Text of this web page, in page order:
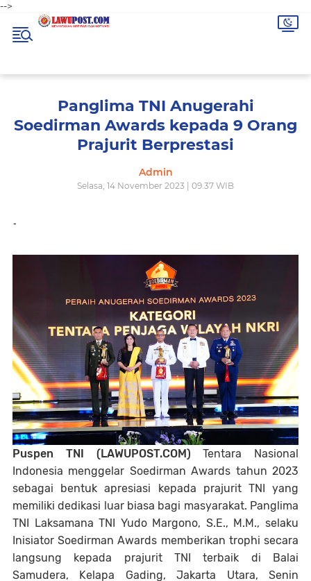
-->
Panglima TNI Anugerahi
Soedirman Awards kepada 9 Orang
Prajurit Berprestasi
Admin
Selasa, 14 November 2023 | 09.37 WIB
-
Puspen TNI (LAWUPOST.COM)Tentara Nasional
Indonesia menggelar Soedirman Awards tahun 2023
sebagai bentuk apresiasi kepada prajurit TNI yang
memiliki dedikasi luar biasa bagi masyarakat. Panglima
TNI Laksamana TNI Yudo Margono, S.E., M.M., selaku
Inisiator Soedirman Awards memberikan trophi secara
langsung kepada prajurit TNI terbaik di Balai
Samudera, Kelapa Gading, Jakarta Utara, Senin